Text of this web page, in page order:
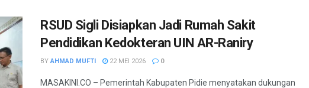
RSUD Sigli Disiapkan Jadi Rumah Sakit
Pendidikan Kedokteran UIN AR-Raniry
BY AHMAD MUFTI 22 MEI 2026 0
MASAKINI.CO – Pemerintah Kabupaten Pidie menyatakan dukungan